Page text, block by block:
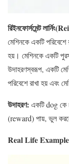
রিইনফোর্সমেন্ট
মেশিনকে একটি
হয়। মেশিনকে একটি
উদাহরণস্বরূপ, একটি
পরিবেশে রাখা হয় এবং
উদাহরণ: একটি dog
(reward) পায়, ভুল
Real Life